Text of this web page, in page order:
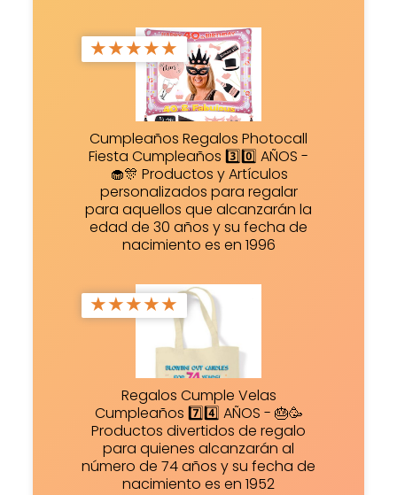
★★★★★
Cumpleaños Regalos Photocall
Fiesta Cumpleaños 3️⃣0️⃣ AÑOS -
🧁🎊 Productos y Artículos
personalizados para regalar
para aquellos que alcanzarán la
edad de 30 años y su fecha de
nacimiento es en 1996
★★★★★
Regalos Cumple Velas
Cumpleaños 7️⃣4️⃣ AÑOS - 🎂🥳
Productos divertidos de regalo
para quienes alcanzarán al
número de 74 años y su fecha de
nacimiento es en 1952